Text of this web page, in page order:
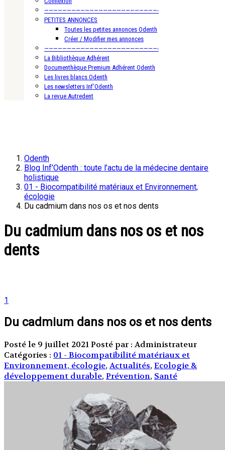
—————————————————————————-
PETITES ANNONCES
Toutes les petites annonces Odenth
Créer / Modifier mes annonces
—————————————————————————-
La Bibliothèque Adhérent
Documenthèque Premium Adhérent Odenth
Les livres blancs Odenth
Les newsletters Inf’Odenth
La revue Autredent
Odenth
Blog Inf’Odenth : toute l’actu de la médecine dentaire
holistique
01 - Biocompatibilité matériaux et Environnement,
écologie
Du cadmium dans nos os et nos dents
Du cadmium dans nos os et nos
dents
1
Du cadmium dans nos os et nos dents
Posté le 9 juillet 2021Posté par : Administrateur
Catégories : 01 - Biocompatibilité matériaux et
Environnement, écologie,Actualités, Ecologie &
développement durable, Prévention, Santé